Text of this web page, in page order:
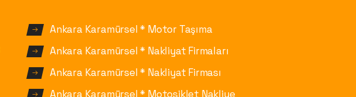
Ankara Karamürsel * Motor Taşıma
Ankara Karamürsel * Nakliyat Firmaları
Ankara Karamürsel * Nakliyat Firması
Ankara Karamürsel * Motosiklet Nakliye